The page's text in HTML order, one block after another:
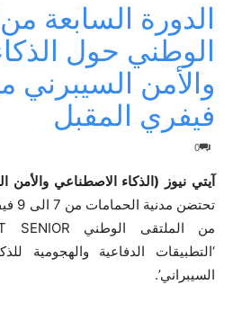
الدورة السابعة
الوطني حول
فيفري المقبل
0
آيتي نيوز (الذكاء الاصطناعي والأمن
‘التطبيقات الدفاعية والهجومية
السيبراني’.